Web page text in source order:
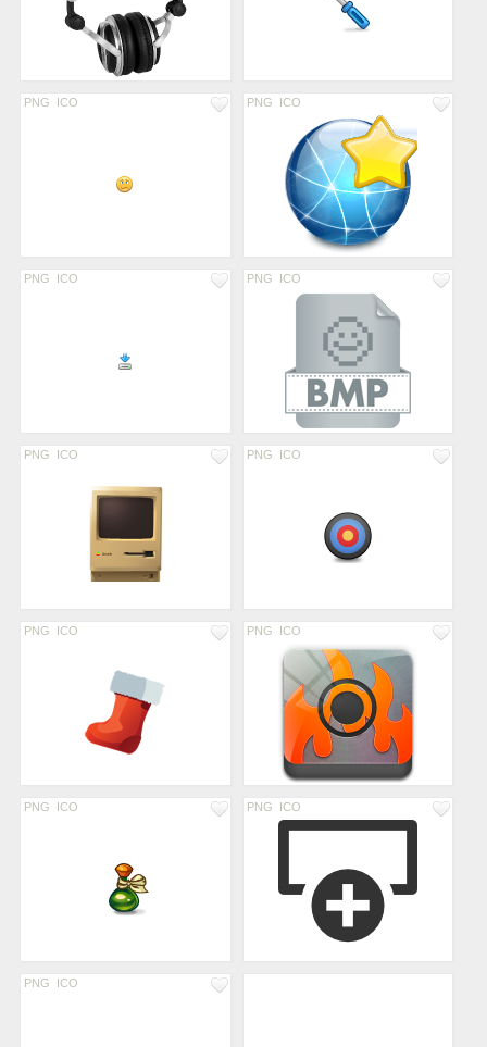
PNG ICO PNG ICO
PNG ICO PNG ICO
PNG ICO PNG ICO
PNG ICO PNG ICO
PNG ICO PNG ICO
PNG ICO